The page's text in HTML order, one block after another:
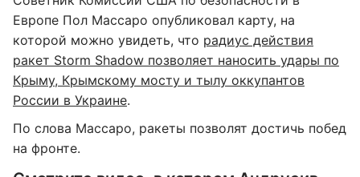
Европе Пол Массаро опубликовал карту, на
которой можно увидеть, что радиус действия
ракет Storm Shadow позволяет наносить удары по
Крыму, Крымскому мосту и тылу оккупантов
России в Украине.
По слова Массаро, ракеты позволят достичь побед
на фронте.